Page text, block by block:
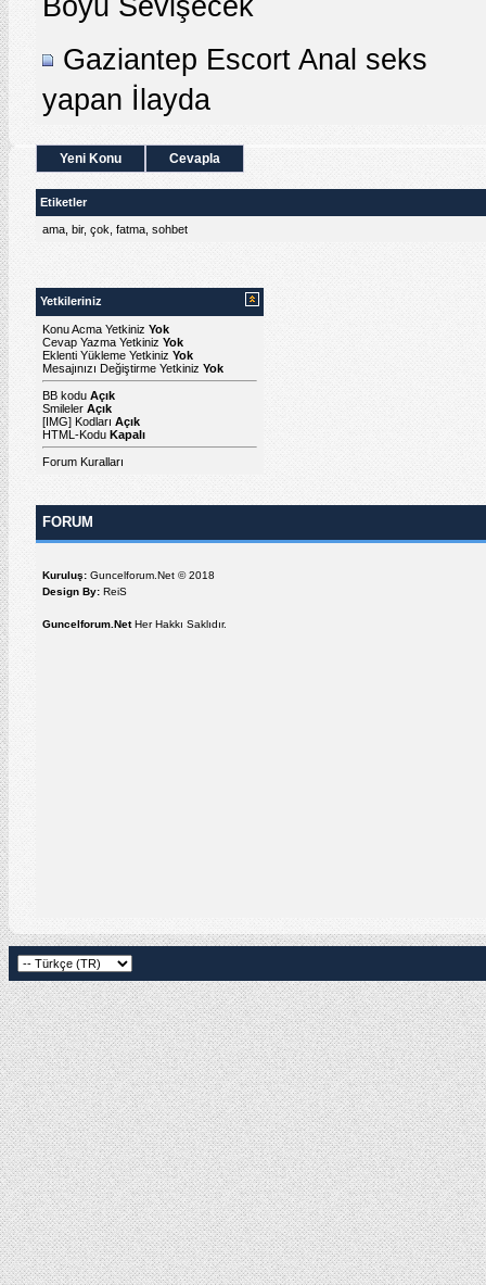
Gaziantep Escort Anal seks
yapan İlayda
Yeni Konu Cevapla
Etiketler
ama bir, çok fatma sohbet
Yetkileriniz
Konu Acma Yetkiniz Yok
Cevap Yazma Yetkiniz Yok
Eklenti Yükleme Yetkiniz Yok
Mesajınızı Değiştirme Yetkiniz Yok
BB kodu Açık
Smileler Açık
[IMG] Kodları Açık
HTML-Kodu Kapalı
Forum Kuralları
FORUM
Kuruluş: Guncelforum.Net © 2018
Design By: ReiS
Guncelforum.NetHer Hakkı Saklıdır.